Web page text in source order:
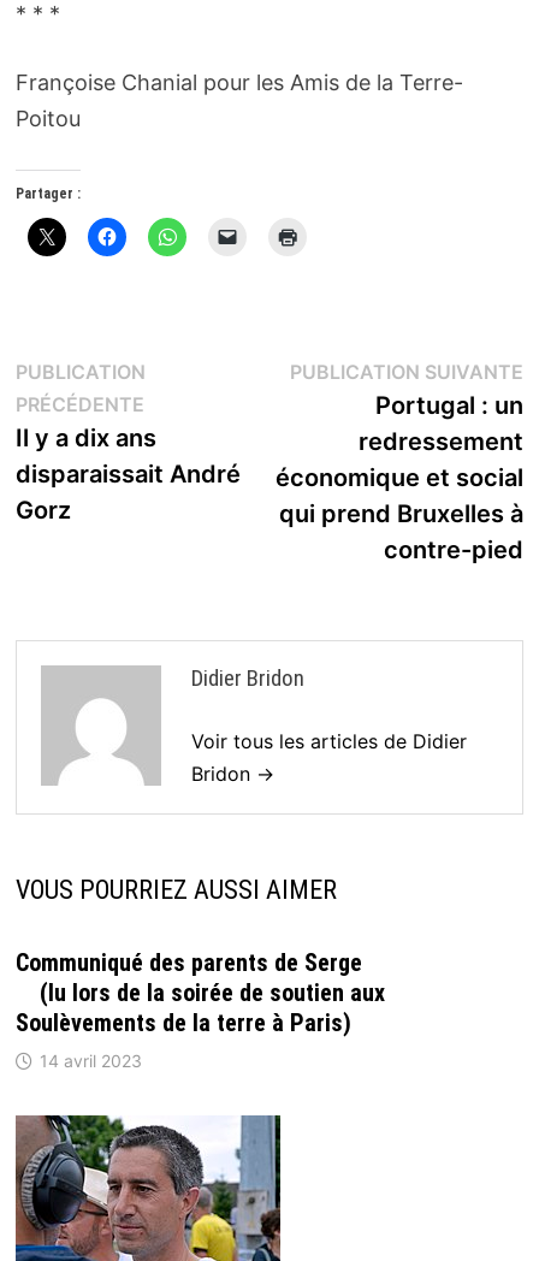
* * *
Françoise Chanial pour les Amis de la Terre-
Poitou
Partager :
Navigation
de
l’article
PUBLICATION
PRÉCÉDENTEPublication
précédente :
Il y a dix ans
disparaissait André
Gorz
PUBLICATION SUIVANTE
Portugal : un
redressement
économique et social
qui prend Bruxelles à
contre-pied
Didier Bridon
Voir tous les articles de Didier
Bridon →
VOUS POURRIEZ AUSSI AIMER
Communiqué des parents de Serge
(lu lors de la soirée de soutien aux
Soulèvements de la terre à Paris)
14 avril 2023